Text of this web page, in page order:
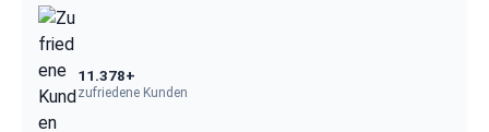
11.378+
zufriedene Kunden